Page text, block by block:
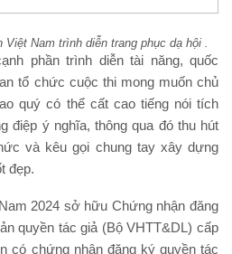
Việt Nam trình diễn trang phục dạ hội .
phần trình diễn tài năng, quốc
tổ chức cuộc thi mong muốn chủ
quý có thể cất cao tiếng nói tích
điệp ý nghĩa, thông qua đó thu hút
và kêu gọi chung tay xây dựng
đẹp.
2024 sở hữu Chứng nhận đăng
quyền tác giả (Bộ VHTT&DL) cấp
có chứng nhận đăng ký quyền tác